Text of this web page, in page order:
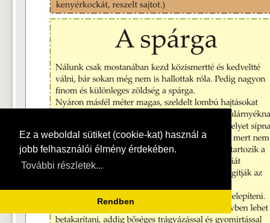
Ez a weboldal sütiket (cookie-kat) használ a
jobb felhasználói élmény érdekében.
További részletek...
Rendben